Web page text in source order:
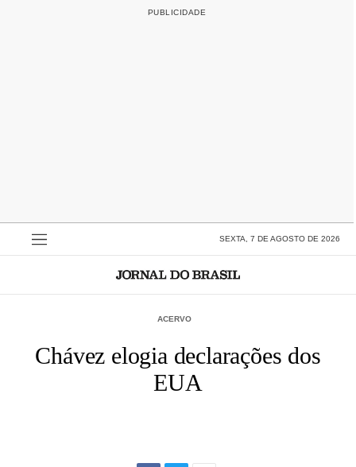
SEXTA, 7 DE AGOSTO DE 2026
ACERVO
Chávez elogia declarações dos
EUA